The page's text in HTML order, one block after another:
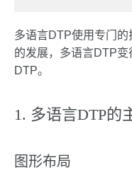
多语言DTP使用专门
的发展，多语言DTP
DTP。
1. 多语言DTP的
图形布局